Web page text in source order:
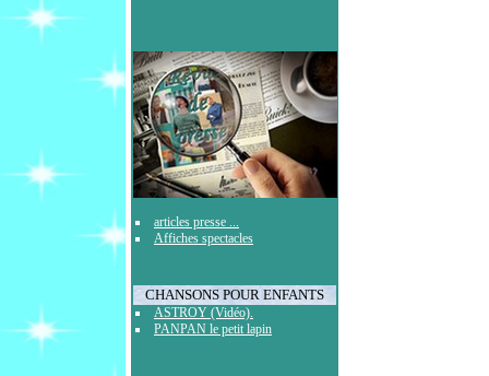
articles presse ...
Affiches spectacles
CHANSONS POUR ENFANTS
ASTROY (Vidéo).
PANPAN le petit lapin